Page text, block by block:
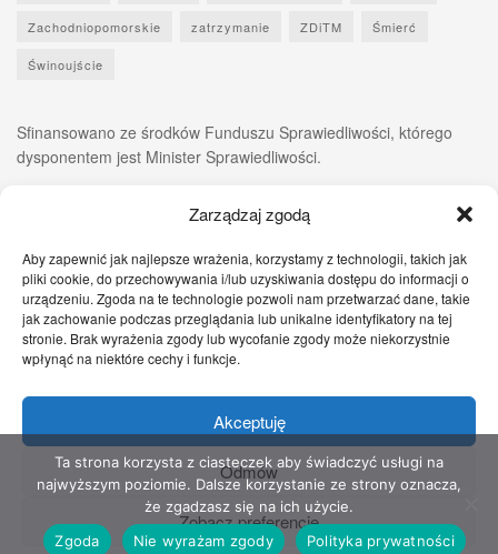
Zarządzaj zgodą
Aby zapewnić jak najlepsze wrażenia, korzystamy z technologii, takich jak
pliki cookie, do przechowywania i/lub uzyskiwania dostępu do informacji o
urządzeniu. Zgoda na te technologie pozwoli nam przetwarzać dane, takie
jak zachowanie podczas przeglądania lub unikalne identyfikatory na tej
stronie. Brak wyrażenia zgody lub wycofanie zgody może niekorzystnie
wpłynąć na niektóre cechy i funkcje.
Akceptuję
Odmów
Zobacz preferencje
Zachodniopomorskie zatrzymanie ZDiTM Śmierć
Świnoujście
Sfinansowano ze środków Funduszu Sprawiedliwości, którego
dysponentem jest Minister Sprawiedliwości.
Zgłoś nam! Szczecińskie Wiadomości Sport
Zdrowie
Prawo
Pomoc Prawna Kontakt
Copyright © 2022 Stowarzyszenie Przyjaciół Zdrowia - Wszelkie prawa
zastrzeżone
Ta strona korzysta z ciasteczek aby świadczyć usługi na
najwyższym poziomie. Dalsze korzystanie ze strony oznacza,
że zgadzasz się na ich użycie.
Zgoda
Nie wyrażam zgody Polityka prywatności